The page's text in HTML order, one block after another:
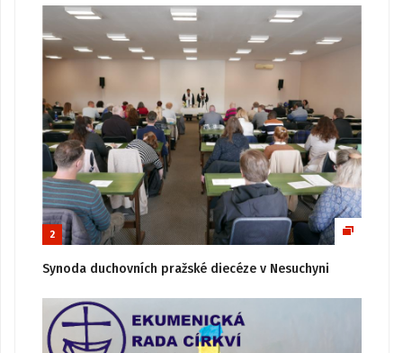
2
Synoda duchovních pražské diecéze v Nesuchyni